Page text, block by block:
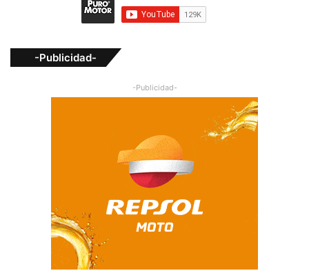
-Publicidad-
-Publicidad-